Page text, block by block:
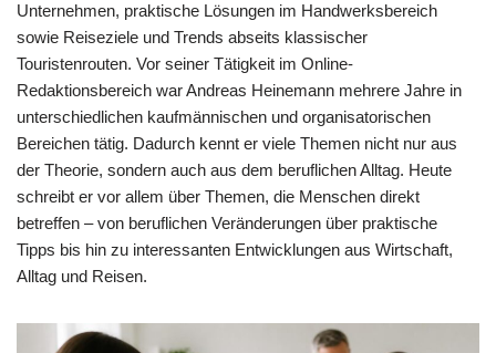
Unternehmen, praktische Lösungen im Handwerksbereich
sowie Reiseziele und Trends abseits klassischer
Touristenrouten. Vor seiner Tätigkeit im Online-
Redaktionsbereich war Andreas Heinemann mehrere Jahre in
unterschiedlichen kaufmännischen und organisatorischen
Bereichen tätig. Dadurch kennt er viele Themen nicht nur aus
der Theorie, sondern auch aus dem beruflichen Alltag. Heute
schreibt er vor allem über Themen, die Menschen direkt
betreffen – von beruflichen Veränderungen über praktische
Tipps bis hin zu interessanten Entwicklungen aus Wirtschaft,
Alltag und Reisen.